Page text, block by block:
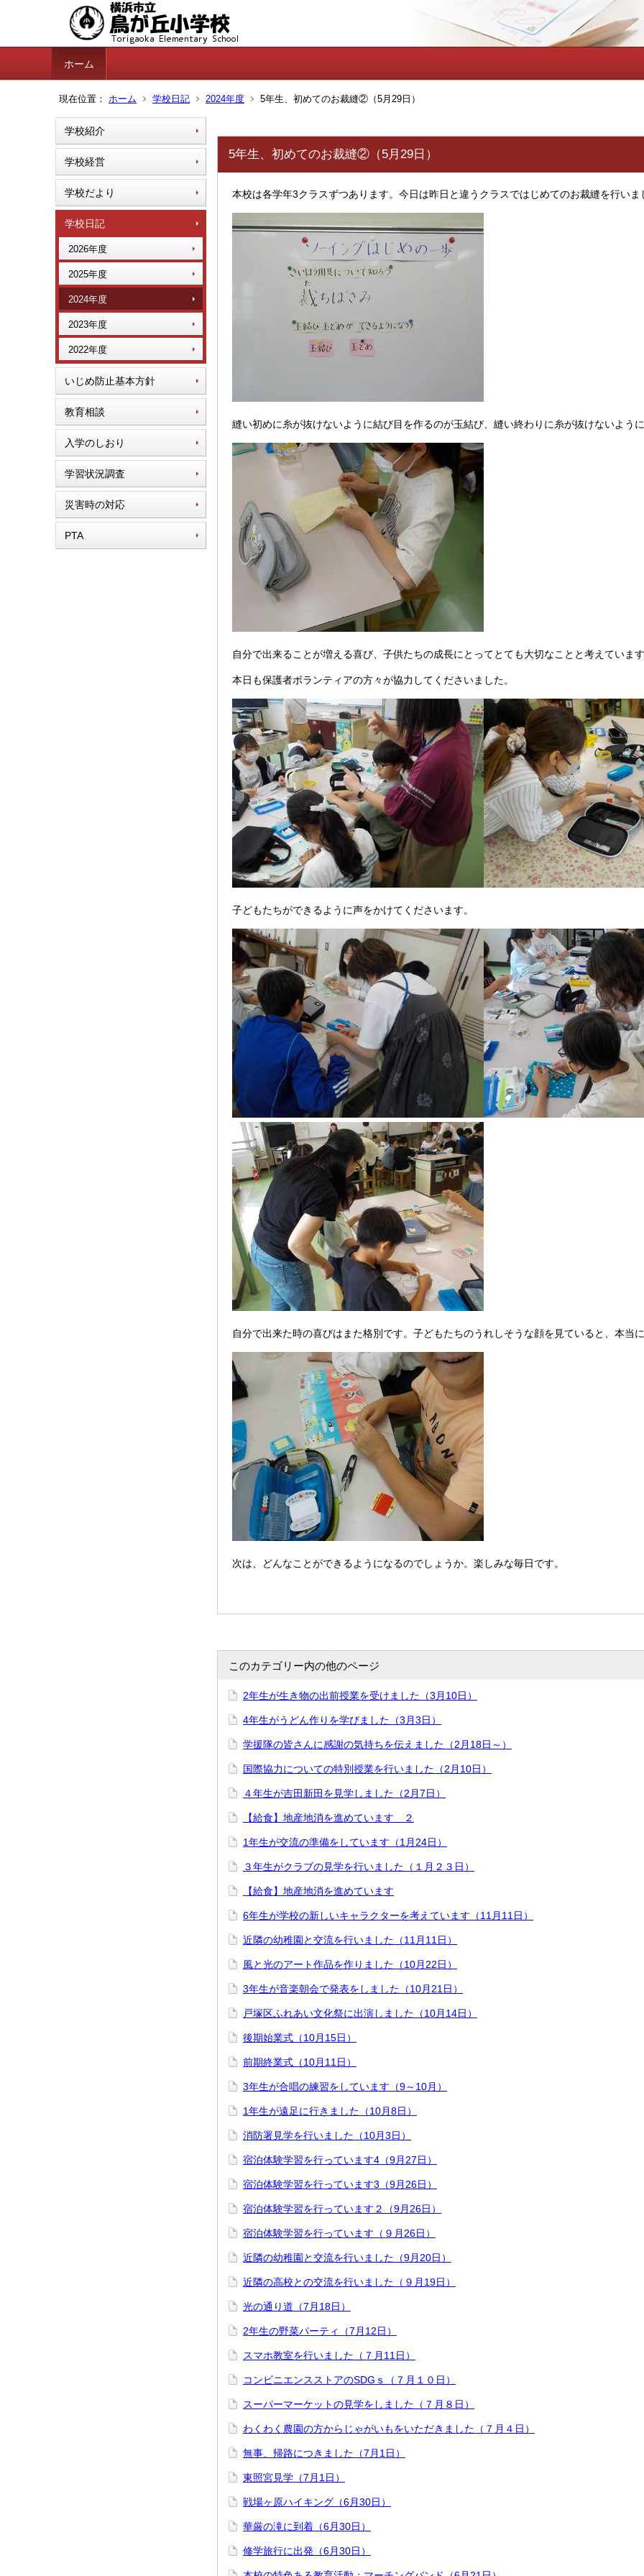
ホーム
現在位置： ホーム 学校日記 2024年度 5年生、初めてのお裁縫②（5月29日）
学校紹介
学校経営
学校だより
学校日記
2026年度
2025年度
2024年度
2023年度
2022年度
いじめ防止基本方針
教育相談
入学のしおり
学習状況調査
災害時の対応
PTA
5年生、初めてのお裁縫②（5月29日）
本校は各学年3クラスずつあります。今日は昨日と違うクラスではじめてのお裁縫を行いま
縫い初めに糸が抜けないように結び目を作るのが玉結び、縫い終わりに糸が抜けないよう
自分で出来ることが増える喜び、子供たちの成長にとってとても大切なことと考えていま
本日も保護者ボランティアの方々が協力してくださいました。
子どもたちができるように声をかけてくださいます。
自分で出来た時の喜びはまた格別です。子どもたちのうれしそうな顔を見ていると、本当
次は、どんなことができるようになるのでしょうか。楽しみな毎日です。
このカテゴリー内の他のページ
2年生が生き物の出前授業を受けました（3月10日）
4年生がうどん作りを学びました（3月3日）
学援隊の皆さんに感謝の気持ちを伝えました（2月18日～）
国際協力についての特別授業を行いました（2月10日）
４年生が吉田新田を見学しました（2月7日）
【給食】地産地消を進めています ２
1年生が交流の準備をしています（1月24日）
３年生がクラブの見学を行いました（１月２３日）
【給食】地産地消を進めています
6年生が学校の新しいキャラクターを考えています（11月11日）
近隣の幼稚園と交流を行いました（11月11日）
風と光のアート作品を作りました（10月22日）
3年生が音楽朝会で発表をしました（10月21日）
戸塚区ふれあい文化祭に出演しました（10月14日）
後期始業式（10月15日）
前期終業式（10月11日）
3年生が合唱の練習をしています（9～10月）
1年生が遠足に行きました（10月8日）
消防署見学を行いました（10月3日）
宿泊体験学習を行っています4（9月27日）
宿泊体験学習を行っています3（9月26日）
宿泊体験学習を行っています２（9月26日）
宿泊体験学習を行っています（９月26日）
近隣の幼稚園と交流を行いました（9月20日）
近隣の高校との交流を行いました（９月19日）
光の通り道（7月18日）
2年生の野菜パーティ（7月12日）
スマホ教室を行いました（７月11日）
コンビニエンスストアのSDGｓ（７月１０日）
スーパーマーケットの見学をしました（７月８日）
わくわく農園の方からじゃがいもをいただきました（７月４日）
無事、帰路につきました（7月1日）
東照宮見学（7月1日）
戦場ヶ原ハイキング（6月30日）
華厳の滝に到着（6月30日）
修学旅行に出発（6月30日）